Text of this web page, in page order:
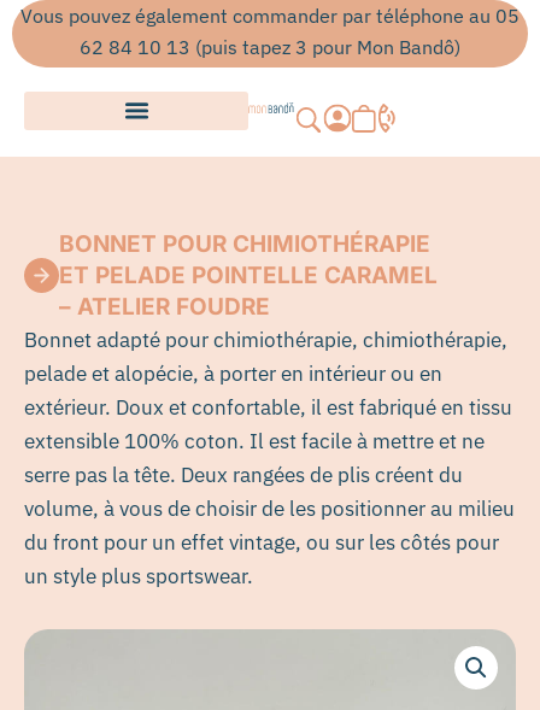
Aller
au
contenu
Vous pouvez également commander par téléphone au 05
62 84 10 13 (puis tapez 3 pour Mon Bandô)
Panier
BONNET POUR CHIMIOTHÉRAPIE
ET PELADE POINTELLE CARAMEL
– ATELIER FOUDRE
Bonnet adapté pour chimiothérapie, chimiothérapie,
pelade et alopécie, à porter en intérieur ou en
extérieur. Doux et confortable, il est fabriqué en tissu
extensible 100% coton. Il est facile à mettre et ne
serre pas la tête. Deux rangées de plis créent du
volume, à vous de choisir de les positionner au milieu
du front pour un effet vintage, ou sur les côtés pour
un style plus sportswear.